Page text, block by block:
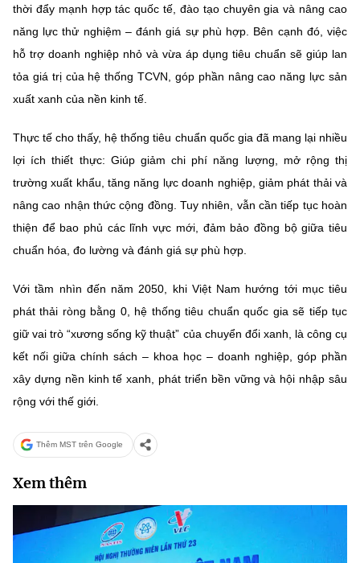
thời đẩy mạnh hợp tác quốc tế, đào tạo chuyên gia và nâng cao
năng lực thử nghiệm – đánh giá sự phù hợp. Bên cạnh đó, việc
hỗ trợ doanh nghiệp nhỏ và vừa áp dụng tiêu chuẩn sẽ giúp lan
tỏa giá trị của hệ thống TCVN, góp phần nâng cao năng lực sản
xuất xanh của nền kinh tế.
Thực tế cho thấy, hệ thống tiêu chuẩn quốc gia đã mang lại nhiều
lợi ích thiết thực: Giúp giảm chi phí năng lượng, mở rộng thị
trường xuất khẩu, tăng năng lực doanh nghiệp, giảm phát thải và
nâng cao nhận thức cộng đồng. Tuy nhiên, vẫn cần tiếp tục hoàn
thiện để bao phủ các lĩnh vực mới, đảm bảo đồng bộ giữa tiêu
chuẩn hóa, đo lường và đánh giá sự phù hợp.
Với tầm nhìn đến năm 2050, khi Việt Nam hướng tới mục tiêu
phát thải ròng bằng 0, hệ thống tiêu chuẩn quốc gia sẽ tiếp tục
giữ vai trò “xương sống kỹ thuật” của chuyển đổi xanh, là công cụ
kết nối giữa chính sách – khoa học – doanh nghiệp, góp phần
xây dựng nền kinh tế xanh, phát triển bền vững và hội nhập sâu
rộng với thế giới.
Thêm MST trên Google
Xem thêm